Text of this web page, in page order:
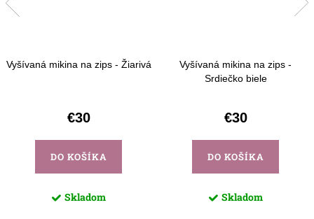
Vyšívaná mikina na zips - Žiarivá
€30
DO KOŠÍKA
Skladom
Vyšívaná mikina na zips -
Srdiečko biele
€30
DO KOŠÍKA
Skladom